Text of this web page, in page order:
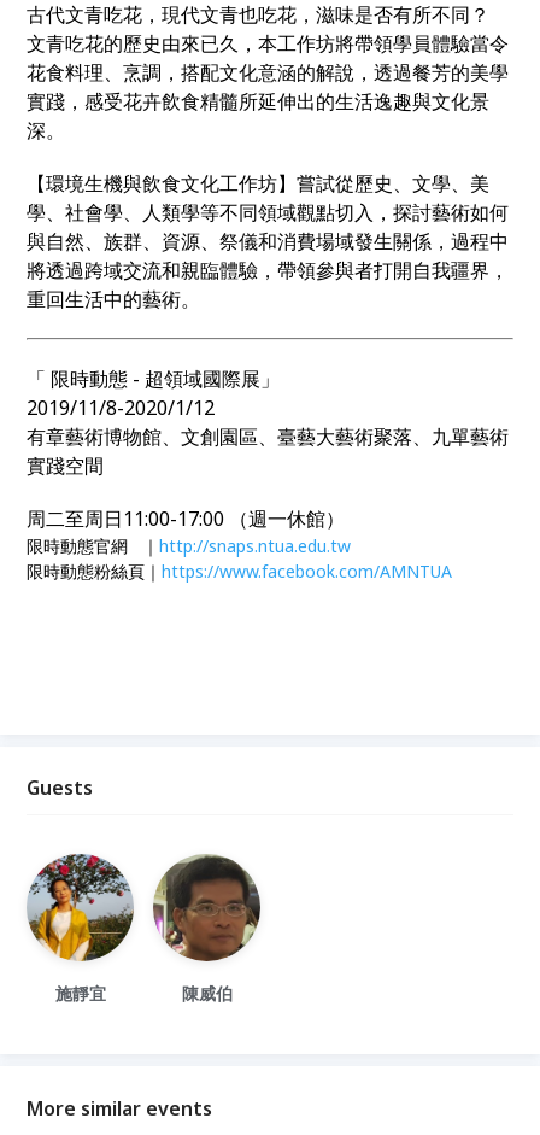
古代文青吃花，現代文青也吃花，滋味是否有所不同？
文青吃花的歷史由來已久，本工作坊將帶領學員體驗當令
花食料理、烹調，搭配文化意涵的解說，透過餐芳的美學
實踐，感受花卉飲食精髓所延伸出的生活逸趣與文化景
深。
【環境生機與飲食文化工作坊】嘗試從歷史、文學、美
學、社會學、人類學等不同領域觀點切入，探討藝術如何
與自然、族群、資源、祭儀和消費場域發生關係，過程中
將透過跨域交流和親臨體驗，帶領參與者打開自我疆界，
重回生活中的藝術。
「 限時動態 - 超領域國際展」
2019/11/8-2020/1/12
有章藝術博物館、文創園區、臺藝大藝術聚落、九單藝術
實踐空間
周二至周日11:00-17:00 （週一休館）
限時動態官網 ｜http://snaps.ntua.edu.tw
限時動態粉絲頁｜https://www.facebook.com/AMNTUA
Guests
施靜宜 陳威伯
More similar events